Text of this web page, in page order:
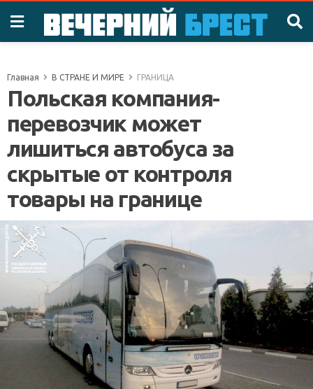
Главная В СТРАНЕ И МИРЕ ГРАНИЦА
Польская компания-
перевозчик может
лишиться автобуса за
скрытые от контроля
товары на границе